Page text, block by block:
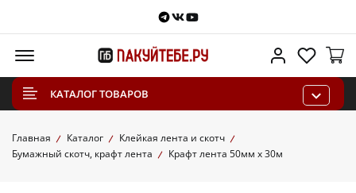
Telegram
VKontakte
Youtube
Личный
КАТАЛОГ ТОВАРОВ
Главная Каталог
Клейкая лента и скотч
Бумажный скотч, крафт лента
Крафт лента 50мм х 30м